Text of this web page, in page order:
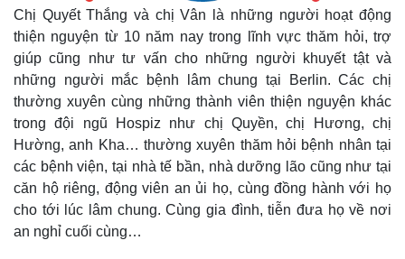
Thế giới
Quan sát
Cuộc sống đó đây
Hồ sơ
Multimedia
Video
Ảnh
E-Magazine
Infographic
Chị Quyết Thắng và chị Vân là những người hoạt động
thiện nguyện từ 10 năm nay trong lĩnh vực thăm hỏi, trợ
giúp cũng như tư vấn cho những người khuyết tật và
những người mắc bệnh lâm chung tại Berlin. Các chị
thường xuyên cùng những thành viên thiện nguyện khác
trong đội ngũ Hospiz như chị Quyền, chị Hương, chị
Hường, anh Kha… thường xuyên thăm hỏi bệnh nhân tại
các bệnh viện, tại nhà tế bần, nhà dưỡng lão cũng như tại
căn hộ riêng, động viên an ủi họ, cùng đồng hành với họ
cho tới lúc lâm chung. Cùng gia đình, tiễn đưa họ về nơi
an nghỉ cuối cùng…